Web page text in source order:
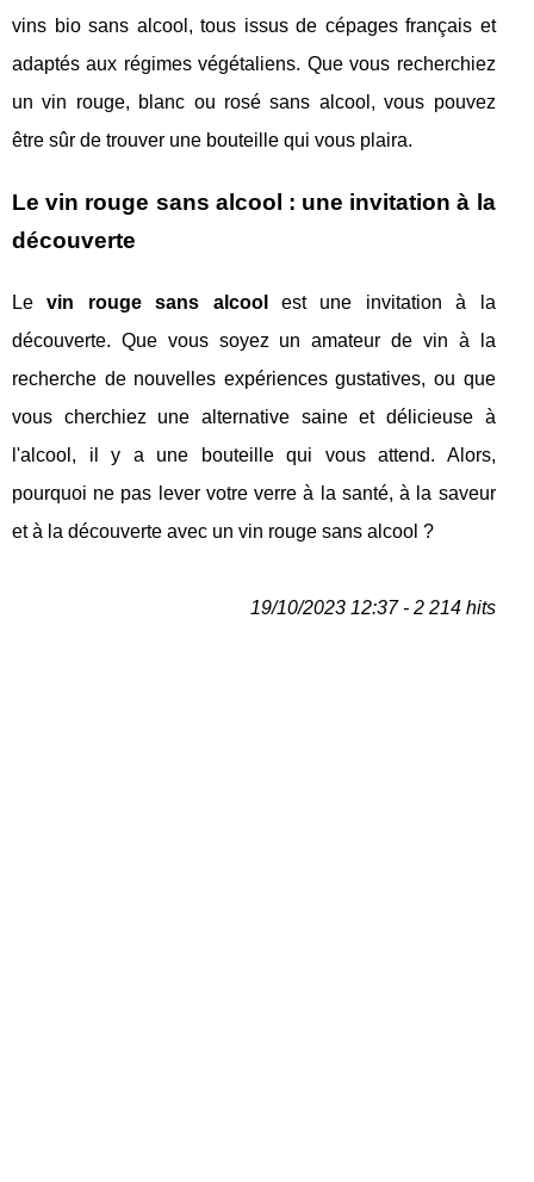
vins bio sans alcool, tous issus de cépages français et
adaptés aux régimes végétaliens. Que vous recherchiez
un vin rouge, blanc ou rosé sans alcool, vous pouvez
être sûr de trouver une bouteille qui vous plaira.
Le vin rouge sans alcool : une invitation à la
découverte
Levin rouge sans alcool
est une invitation à la
découverte. Que vous soyez un amateur de vin à la
recherche de nouvelles expériences gustatives, ou que
vous cherchiez une alternative saine et délicieuse à
l'alcool, il y a une bouteille qui vous attend. Alors,
pourquoi ne pas lever votre verre à la santé, à la saveur
et à la découverte avec un vin rouge sans alcool ?
19/10/2023 12:37 - 2 214 hits